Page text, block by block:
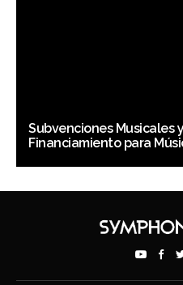
Subvenciones Musicales
Financiamiento para